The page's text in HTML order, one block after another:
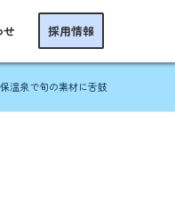
せ 採用情報
温泉で旬の素材に舌鼓